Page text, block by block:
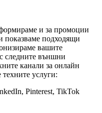
и за промоции
показваме подходящи
вашите
следните външни
канали за онлайн
техните услуги:
Pinterest, TikTok